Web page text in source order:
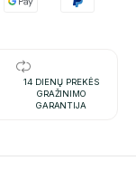
14 DIENŲ PREKĖS
GRAŽINIMO
GARANTIJA